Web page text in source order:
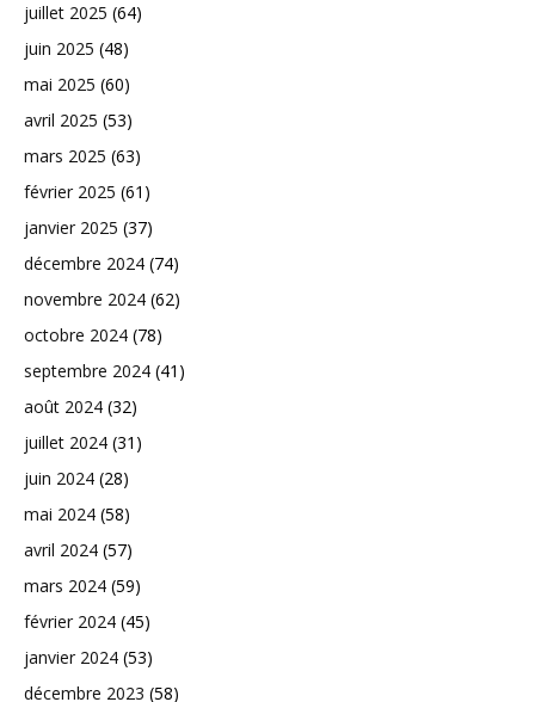
juillet 2025 (64)
juin 2025 (48)
mai 2025 (60)
avril 2025 (53)
mars 2025 (63)
février 2025 (61)
janvier 2025 (37)
décembre 2024 (74)
novembre 2024 (62)
octobre 2024 (78)
septembre 2024 (41)
août 2024 (32)
juillet 2024 (31)
juin 2024 (28)
mai 2024 (58)
avril 2024 (57)
mars 2024 (59)
février 2024 (45)
janvier 2024 (53)
décembre 2023 (58)